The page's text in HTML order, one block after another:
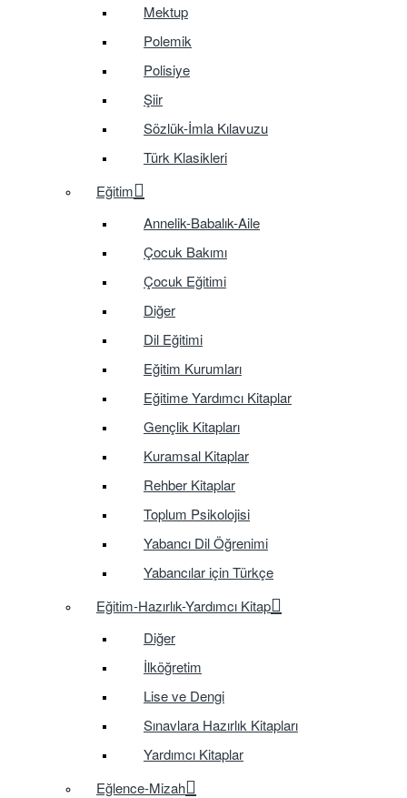
Mektup
Polemik
Polisiye
Şiir
Sözlük-İmla Kılavuzu
Türk Klasikleri
Eğitim
Annelik-Babalık-Aile
Çocuk Bakımı
Çocuk Eğitimi
Diğer
Dil Eğitimi
Eğitim Kurumları
Eğitime Yardımcı Kitaplar
Gençlik Kitapları
Kuramsal Kitaplar
Rehber Kitaplar
Toplum Psikolojisi
Yabancı Dil Öğrenimi
Yabancılar için Türkçe
Eğitim-Hazırlık-Yardımcı Kitap
Diğer
İlköğretim
Lise ve Dengi
Sınavlara Hazırlık Kitapları
Yardımcı Kitaplar
Eğlence-Mizah